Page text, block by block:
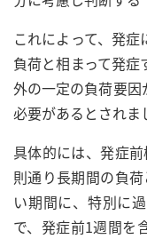
これによって、発
負荷と相まって発
外の一定の負荷要
必要があるとされま
具体的には、発症
則通り長期間の負
い期間に、特別に
で、発症前1週間を